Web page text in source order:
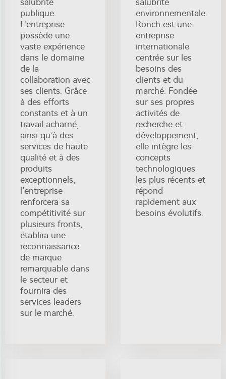
publique.
L’entreprise
possède une
vaste expérience
dans le domaine
de la
collaboration avec
ses clients. Grâce
à des efforts
constants et à un
travail acharné,
ainsi qu’à des
services de haute
qualité et à des
produits
exceptionnels,
l’entreprise
renforcera sa
compétitivité sur
plusieurs fronts,
établira une
reconnaissance
de marque
remarquable dans
le secteur et
fournira des
services leaders
sur le marché.
environnementale.
Ronch est une
entreprise
internationale
centrée sur les
besoins des
clients et du
marché. Fondée
sur ses propres
activités de
recherche et
développement,
elle intègre les
concepts
technologiques
les plus récents et
répond
rapidement aux
besoins évolutifs.